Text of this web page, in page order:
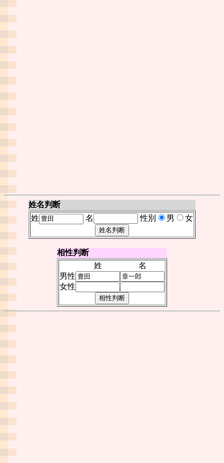
姓名判断
姓
名 性別 男 女
相性判断
姓
名
男性
女性